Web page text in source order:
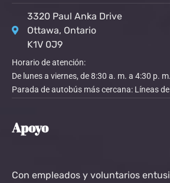
3320 Paul Anka Drive
Ottawa, Ontario
K1V 0J9
Horario de atención:
De lunes a viernes, de 8:30 a. m. a 4:30 p. m.
Parada de autobús más cercana: Líneas
Apoyo
Con empleados y voluntarios